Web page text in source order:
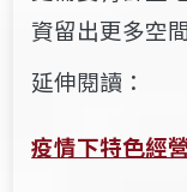
資留出更多空
延伸閱讀：
疫情下特色經